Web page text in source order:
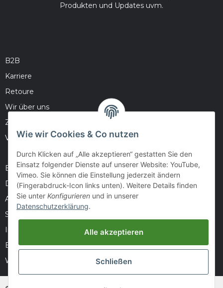
Produkten und Updates uvm.
B2B
Karriere
Retoure
Wir über uns
Zahlungsmöglichkeiten
Versandinformationen
Barrierefreiheitserklärung
Datenschutz
AGB
Sitemap
Impressum
Batteriegesetzhinweise
Widerrufsrecht
Wie wir Cookies & Co nutzen
Durch Klicken auf „Alle akzeptieren“ gestatten Sie den
Einsatz folgender Dienste auf unserer Website: YouTube,
Vimeo. Sie können die Einstellung jederzeit ändern
(Fingerabdruck-Icon links unten). Weitere Details finden
Sie unter Konfigurieren und in unserer
Datenschutzerklärung.
Alle akzeptieren
Schließen